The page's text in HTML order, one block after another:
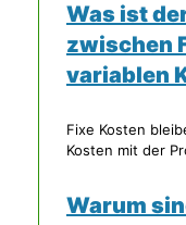
Was ist
zwischen
variablen
Fixe Kosten
Kosten mit der
Warum